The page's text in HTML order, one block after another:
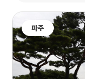
파주